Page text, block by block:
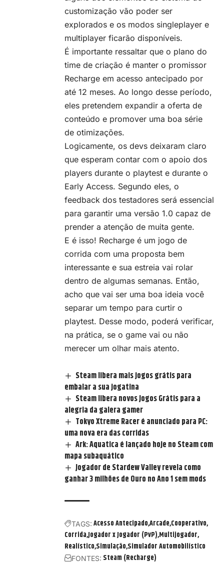
customização vão poder ser
explorados e os modos singleplayer e
multiplayer ficarão disponíveis.
É importante ressaltar que o plano do
time de criação é manter o promissor
Recharge em acesso antecipado por
até 12 meses. Ao longo desse período,
eles pretendem expandir a oferta de
conteúdo e promover uma boa série
de otimizações.
Logicamente, os devs deixaram claro
que esperam contar com o apoio dos
players durante o playtest e durante o
Early Access. Segundo eles, o
feedback dos testadores será essencial
para garantir uma versão 1.0 capaz de
prender a atenção de muita gente.
E é isso! Recharge é um jogo de
corrida com uma proposta bem
interessante e sua estreia vai rolar
dentro de algumas semanas. Então,
acho que vai ser uma boa ideia você
separar um tempo para curtir o
playtest. Desse modo, poderá verificar,
na prática, se o game vai ou não
merecer um olhar mais atento.
Steam libera mais jogos grátis para
embalar a sua jogatina
Steam libera novos Jogos Grátis para a
alegria da galera gamer
Tokyo Xtreme Racer é anunciado para PC:
uma nova era das corridas
Ark: Aquatica é lançado hoje no Steam com
mapa subaquático
Jogador de Stardew Valley revela como
ganhar 3 milhões de Ouro no Ano 1 sem mods
TAGS: Acesso AntecipadoArcade Cooperativo
CorridaJogador x Jogador (PvP) Multijogador
Realístico Simulação Simulador Automobilístico
FONTES: Steam (Recharge)